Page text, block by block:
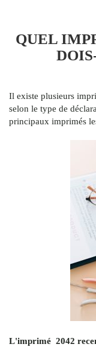
QUEL
Il existe plusieurs
selon le type de
principaux imprimés
L'imprimé 2042